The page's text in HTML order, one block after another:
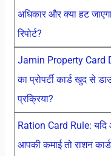
अधिकार और क्या हट
रिपोर्ट?
Jamin Property Card
का प्रोपर्टी कार्ड खुद से
प्रक्रिया?
Ration Card Rule: यदि
आपकी कमाई तो राशन